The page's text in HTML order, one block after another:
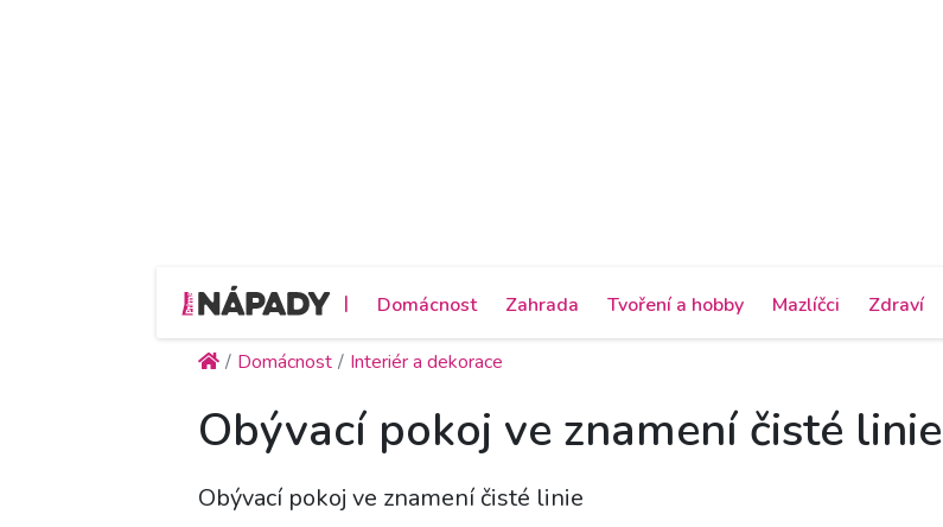
| Domácnost Zahrada Tvoření a hobby Mazlíčci Zdraví
Domácnost Interiér a dekorace
Obývací pokoj ve znamení čisté linie
Obývací pokoj ve znamení čisté linie